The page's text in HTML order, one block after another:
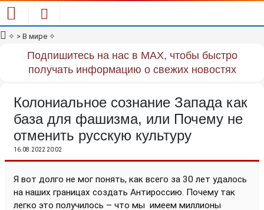
✧ > В мире ✧
Подпишитесь на нас в MAX, чтобы быстро
получать информацию о свежих новостях
Колониальное сознание Запада как
база для фашизма, или Почему не
отменить русскую культуру
16.08.2022 20:02
Я вот долго не мог понять, как всего за 30 лет удалось
на наших границах создать Антироссию. Почему так
легко это получилось – что мы имеем миллионы